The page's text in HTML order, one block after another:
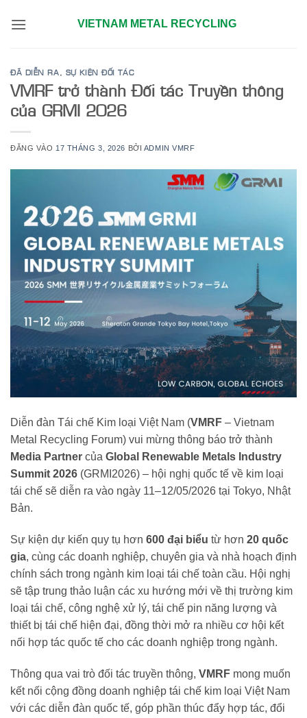
qua
VIETNAM METAL RECYCLING
ĐÃ DIỄN RA, SỰ KIỆN ĐỐI TÁC
VMRF trở thành Đối tác Truyền thông
của GRMI 2026
ĐĂNG VÀO 17 THÁNG 3, 2026 BỞI ADMIN VMRF
Diễn đàn Tái chế Kim loại Việt Nam (VMRF – Vietnam
Metal Recycling Forum) vui mừng thông báo trở thành
Media Partner của Global Renewable Metals Industry
Summit 2026 (GRMI2026) – hội nghị quốc tế về kim loại
tái chế sẽ diễn ra vào ngày 11–12/05/2026 tại Tokyo, Nhật
Bản.
Sự kiện dự kiến quy tụ hơn 600 đại biểu từ hơn 20 quốc
gia, cùng các doanh nghiệp, chuyên gia và nhà hoạch định
chính sách trong ngành kim loại tái chế toàn cầu. Hội nghị
sẽ tập trung thảo luận các xu hướng mới về thị trường kim
loại tái chế, công nghệ xử lý, tái chế pin năng lượng và
thiết bị tái chế hiện đại, đồng thời mở ra nhiều cơ hội kết
nối hợp tác quốc tế cho các doanh nghiệp trong ngành.
Thông qua vai trò đối tác truyền thông, VMRF mong muốn
kết nối cộng đồng doanh nghiệp tái chế kim loại Việt Nam
với các diễn đàn quốc tế, góp phần thúc đẩy hợp tác, đổi